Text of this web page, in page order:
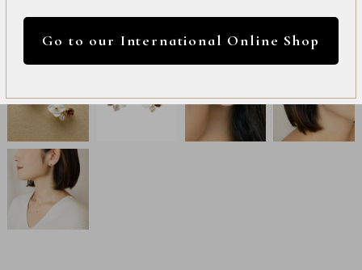
Online
Shop
Item
ALL
Necklace
Go to our International Online Shop